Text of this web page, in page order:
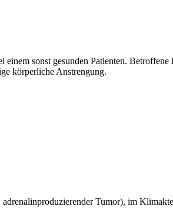
sonst gesunden Patienten.
körperliche Anstrengung.
Tumor), im